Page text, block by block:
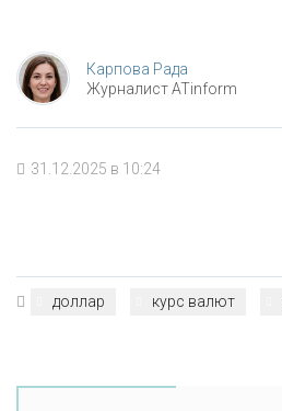
Карпова Рада
Журналист ATinform
31.12.2025 в 10:24
доллар курс валют